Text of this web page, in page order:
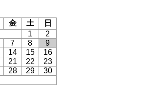
金 土
日
1
2
7 8
9
14 15
16
21 22
23
28 29
30